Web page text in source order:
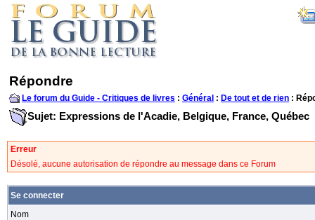
Répondre
Le forum du Guide - Critiques de livres : Général : De tout et de rien :
Sujet: Expressions de l'Acadie, Belgique, France, Québec
Erreur
Désolé, aucune autorisation de répondre au message dans ce Forum
Se connecter
Nom